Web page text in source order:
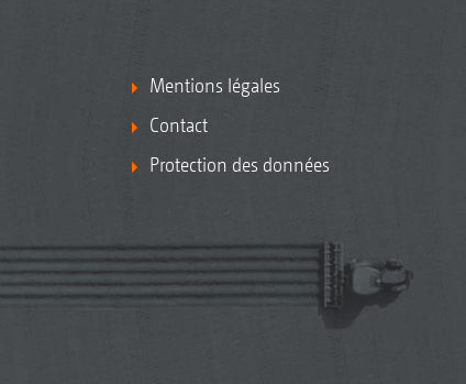
Mentions légales
Contact
Protection des données